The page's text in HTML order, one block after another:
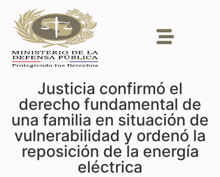
Justicia confirmó el
derecho fundamental de
una familia en situación de
vulnerabilidad y ordenó la
reposición de la energía
eléctrica